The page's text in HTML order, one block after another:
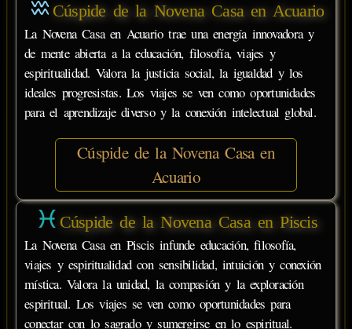
Cúspide de la Novena Casa en Acuario
La Novena Casa en Acuario trae una energía innovadora y
de mente abierta a la educación, filosofía, viajes y
espiritualidad. Valora la justicia social, la igualdad y los
ideales progresistas. Los viajes se ven como oportunidades
para el aprendizaje diverso y la conexión intelectual global.
Cúspide de la Novena Casa en
Acuario
Cúspide de la Novena Casa en Piscis
La Novena Casa en Piscis infunde educación, filosofía,
viajes y espiritualidad con sensibilidad, intuición y conexión
mística. Valora la unidad, la compasión y la exploración
espiritual. Los viajes se ven como oportunidades para
conectar con lo sagrado y sumergirse en lo espiritual.